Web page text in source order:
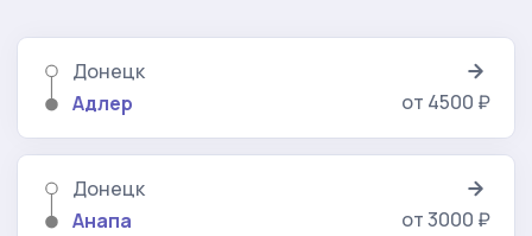
Донецк
Адлер
от 4500 ₽
Донецк
Анапа
от 3000 ₽